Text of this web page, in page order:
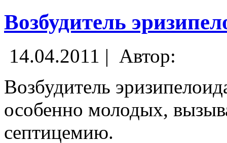
Возбудитель
14.04.2011 | Автор:
Возбудитель
особенно молодых,
септицемию.